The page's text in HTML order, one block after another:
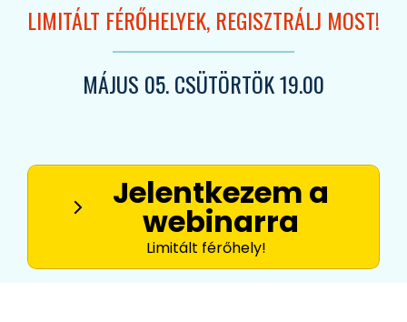
LIMITÁLT FÉRŐHELYEK, REGISZTRÁLJ MOST!
MÁJUS 05. CSÜTÖRTÖK 19.00
Jelentkezem a
webinarra
Limitált férőhely!